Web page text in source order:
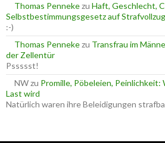
Thomas Pennekezu Haft, Geschlecht,
Selbstbestimmungsgesetz auf
:-)
Thomas Pennekezu Transfrau im
der Zellentür
Pssssst!
NWzu Promille, Pöbeleien, Peinlichkeit:
Last wird
Natürlich waren ihre Beleidigungen